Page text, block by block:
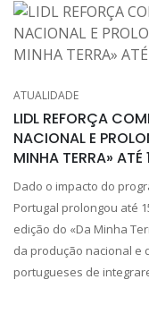
ATUALIDADE
LIDL REFORÇA
NACIONAL E
MINHA TERRA»
Dado o impacto do
Portugal prolongou até
edição do «Da Minha
da produção nacional e
portugueses de